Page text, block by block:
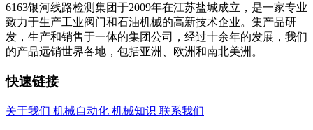
6163银河线路检测集团于2009年在江苏盐城成立，是一家专业
致力于生产工业阀门和石油机械的高新技术企业。集产品研
发，生产和销售于一体的集团公司，经过十余年的发展，我们
的产品远销世界各地，包括亚洲、欧洲和南北美洲。
快速链接
关于我们 机械自动化 机械知识 联系我们